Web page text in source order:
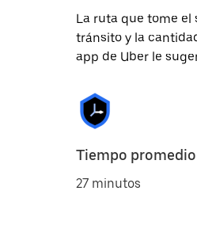
La ruta que tome el
tránsito y la
app de Uber le
Tiempo
27 minutos